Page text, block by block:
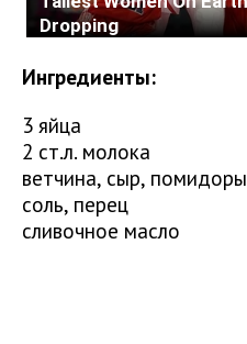
Ингредиенты:
3 яйца
2 ст.л. молока
ветчина, сыр, помидоры
соль, перец
сливочное масло